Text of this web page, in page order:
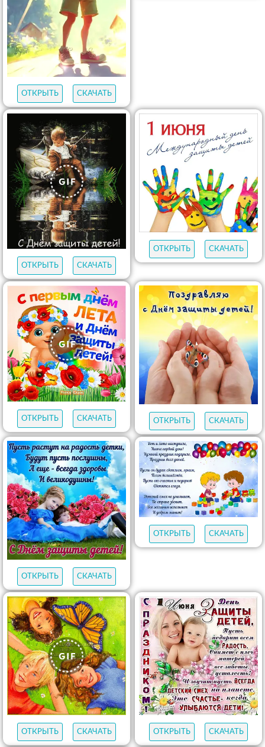
ОТКРЫТЬ СКАЧАТЬ
ОТКРЫТЬ СКАЧАТЬ
ОТКРЫТЬ СКАЧАТЬ
ОТКРЫТЬ СКАЧАТЬ ОТКРЫТЬ СКАЧАТЬ
ОТКРЫТЬ СКАЧАТЬ
ОТКРЫТЬ СКАЧАТЬ
ОТКРЫТЬ СКАЧАТЬ ОТКРЫТЬ СКАЧАТЬ